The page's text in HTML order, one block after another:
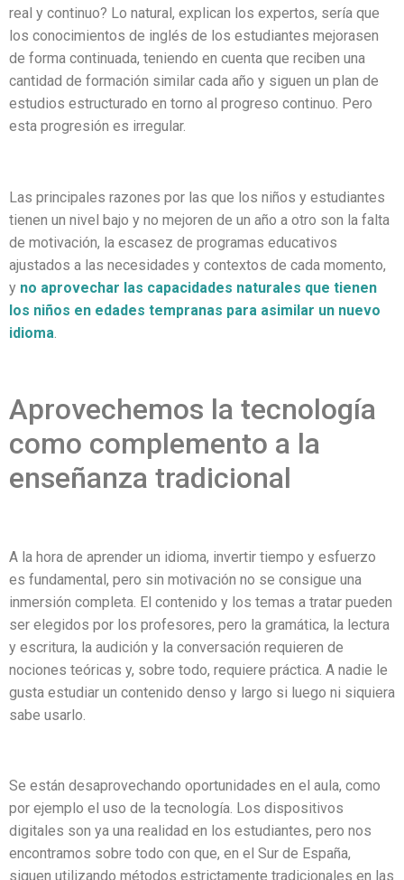
real y continuo? Lo natural, explican los expertos, sería que
los conocimientos de inglés de los estudiantes mejorasen
de forma continuada, teniendo en cuenta que reciben una
cantidad de formación similar cada año y siguen un plan de
estudios estructurado en torno al progreso continuo. Pero
esta progresión es irregular.
Las principales razones por las que los niños y estudiantes
tienen un nivel bajo y no mejoren de un año a otro son la falta
de motivación, la escasez de programas educativos
ajustados a las necesidades y contextos de cada momento,
y no aprovechar las capacidades naturales que tienen
los niños en edades tempranas para asimilar un nuevo
idioma
Aprovechemos la tecnología
como complemento a la
enseñanza tradicional
A la hora de aprender un idioma, invertir tiempo y esfuerzo
es fundamental, pero sin motivación no se consigue una
inmersión completa. El contenido y los temas a tratar pueden
ser elegidos por los profesores, pero la gramática, la lectura
y escritura, la audición y la conversación requieren de
nociones teóricas y, sobre todo, requiere práctica. A nadie le
gusta estudiar un contenido denso y largo si luego ni siquiera
sabe usarlo.
Se están desaprovechando oportunidades en el aula, como
por ejemplo el uso de la tecnología. Los dispositivos
digitales son ya una realidad en los estudiantes, pero nos
encontramos sobre todo con que, en el Sur de España,
siguen utilizando métodos estrictamente tradicionales en las